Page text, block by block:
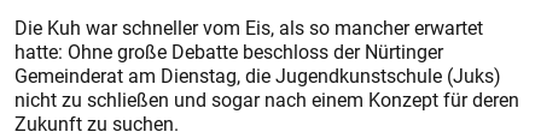
Die Kuh war schneller vom Eis, als so mancher erwartet
hatte: Ohne große Debatte beschloss der Nürtinger
Gemeinderat am Dienstag, die Jugendkunstschule (Juks)
nicht zu schließen und sogar nach einem Konzept für deren
Zukunft zu suchen.